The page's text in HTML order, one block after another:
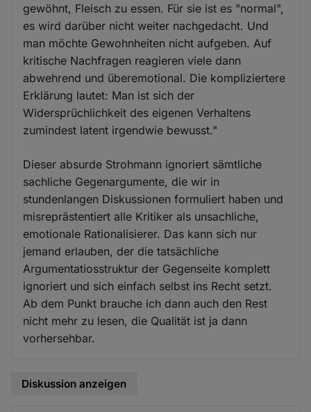
gewöhnt, Fleisch zu essen. Für sie ist es "normal",
es wird darüber nicht weiter nachgedacht. Und
man möchte Gewohnheiten nicht aufgeben. Auf
kritische Nachfragen reagieren viele dann
abwehrend und überemotional. Die kompliziertere
Erklärung lautet: Man ist sich der
Widersprüchlichkeit des eigenen Verhaltens
zumindest latent irgendwie bewusst."
Dieser absurde Strohmann ignoriert sämtliche
sachliche Gegenargumente, die wir in
stundenlangen Diskussionen formuliert haben und
misreprästentiert alle Kritiker als unsachliche,
emotionale Rationalisierer. Das kann sich nur
jemand erlauben, der die tatsächliche
Argumentatiosstruktur der Gegenseite komplett
ignoriert und sich einfach selbst ins Recht setzt.
Ab dem Punkt brauche ich dann auch den Rest
nicht mehr zu lesen, die Qualität ist ja dann
vorhersehbar.
Diskussion anzeigen